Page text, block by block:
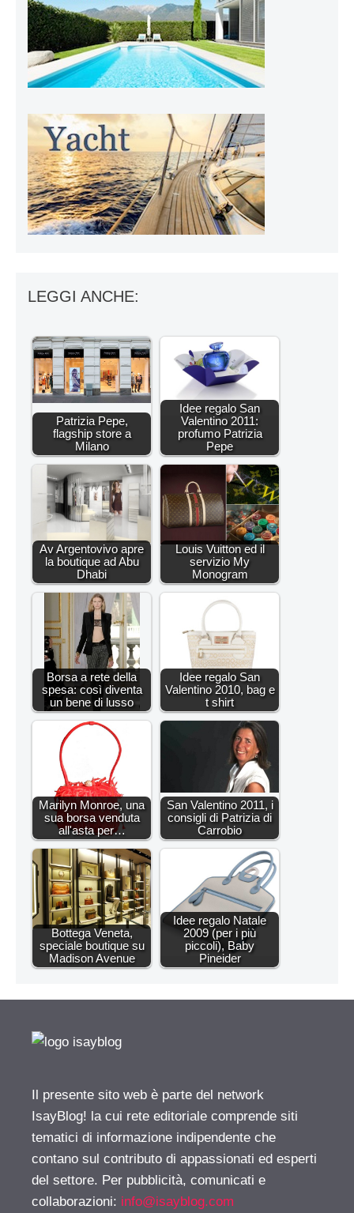
LEGGI ANCHE:
Patrizia Pepe,
flagship store a
Milano
Idee regalo San
Valentino 2011:
profumo Patrizia
Pepe
Av Argentovivo apre
la boutique ad Abu
Dhabi
Louis Vuitton ed il
servizio My
Monogram
Borsa a rete della
spesa: così diventa
un bene di lusso
Idee regalo San
Valentino 2010, bag e
t shirt
Marilyn Monroe, una
sua borsa venduta
all'asta per…
San Valentino 2011, i
consigli di Patrizia di
Carrobio
Bottega Veneta,
speciale boutique su
Madison Avenue
Idee regalo Natale
2009 (per i più
piccoli), Baby
Pineider
Il presente sito web è parte del network
IsayBlog! la cui rete editoriale comprende siti
tematici di informazione indipendente che
contano sul contributo di appassionati ed esperti
del settore. Per pubblicità, comunicati e
collaborazioni: info@isayblog.com